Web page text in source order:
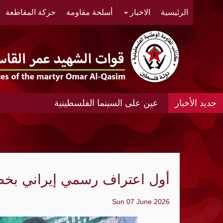
الرئيسية الاخبار أسلحة مقاومة حركة المقاطعة
عين على السينما الفلسطينية
عين على السينما الفلسطينية الانتفاضة
#مخيم خان الشيح #النسائية
"أشد" ومنظمة الجيل الجديد "مجد" ينظمان
«الديمقراطية»: عدوان الإحتلال المتواصل
أول اعتراف رسمي إيراني
Sun 07 June 2026